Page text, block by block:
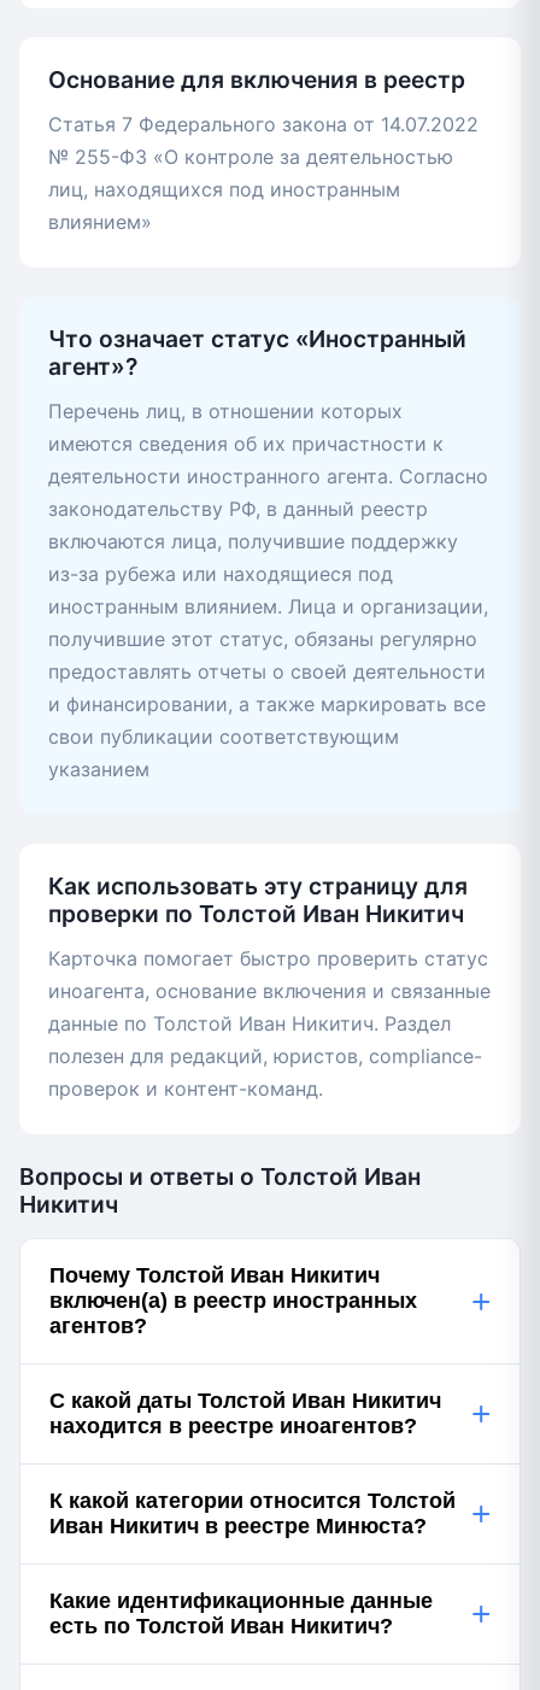
Основание для включения в реестр
Статья 7 Федерального закона от 14.07.2022
№ 255-ФЗ «О контроле за деятельностью
лиц, находящихся под иностранным
влиянием»
Что означает статус «Иностранный
агент»?
Перечень лиц, в отношении которых
имеются сведения об их причастности к
деятельности иностранного агента. Согласно
законодательству РФ, в данный реестр
включаются лица, получившие поддержку
из-за рубежа или находящиеся под
иностранным влиянием. Лица и организации,
получившие этот статус, обязаны регулярно
предоставлять отчеты о своей деятельности
и финансировании, а также маркировать все
свои публикации соответствующим
указанием
Как использовать эту страницу для
проверки по Толстой Иван Никитич
Карточка помогает быстро проверить статус
иноагента, основание включения и связанные
данные по Толстой Иван Никитич. Раздел
полезен для редакций, юристов, compliance-
проверок и контент-команд.
Вопросы и ответы о Толстой Иван
Никитич
Почему Толстой Иван Никитич
включен(а) в реестр иностранных
агентов?
+
С какой даты Толстой Иван Никитич
находится в реестре иноагентов?
+
К какой категории относится Толстой
Иван Никитич в реестре Минюста?
+
Какие идентификационные данные
есть по Толстой Иван Никитич?
+